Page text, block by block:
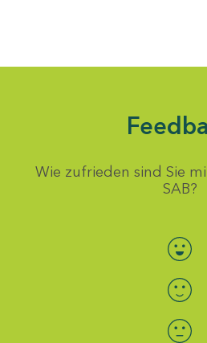
Wie zufrieden sind Sie
SAB?